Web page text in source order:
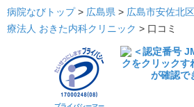
病院なびトップ > 広島県 > 広島市安佐北区
療法人 おきた内科クリニック > 口コミ